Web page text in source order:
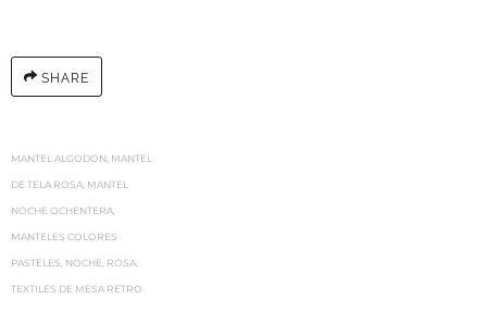
SHARE
MANTEL ALGODON MANTEL
DE TELA ROSA MANTEL
NOCHE OCHENTERA
MANTELES COLORES
PASTELES NOCHE ROSA
TEXTILES DE MESA RETRO